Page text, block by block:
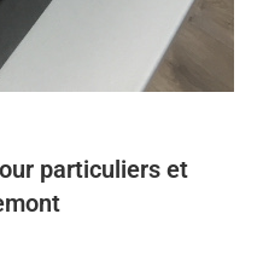
particuliers et